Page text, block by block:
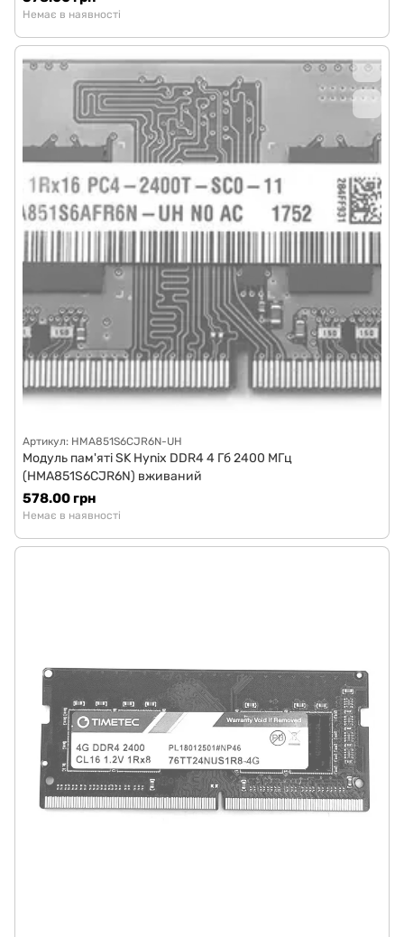
Немає в наявності
Артикул: HMA851S6CJR6N-UH
Модуль пам'яті SK Hynix DDR4 4 Гб 2400 МГц
(HMA851S6CJR6N) вживаний
578.00 грн
Немає в наявності